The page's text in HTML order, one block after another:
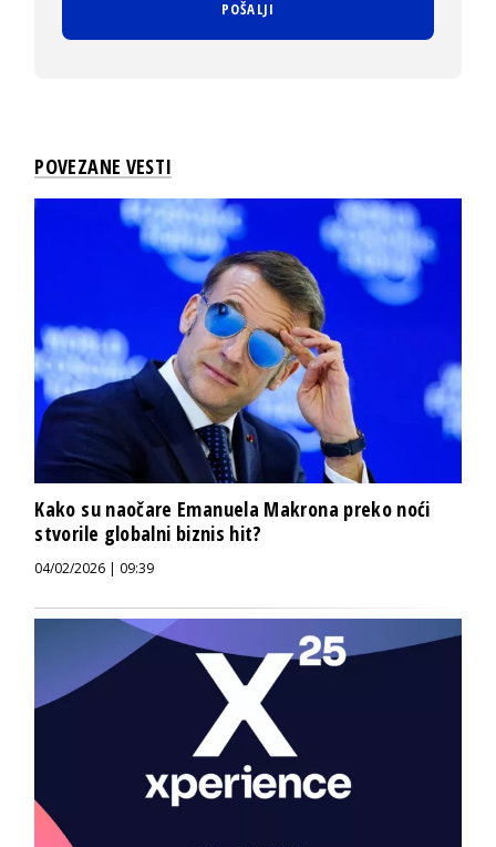
POVEZANE VESTI
Kako su naočare Emanuela Makrona preko noći
stvorile globalni biznis hit?
04/02/2026 | 09:39